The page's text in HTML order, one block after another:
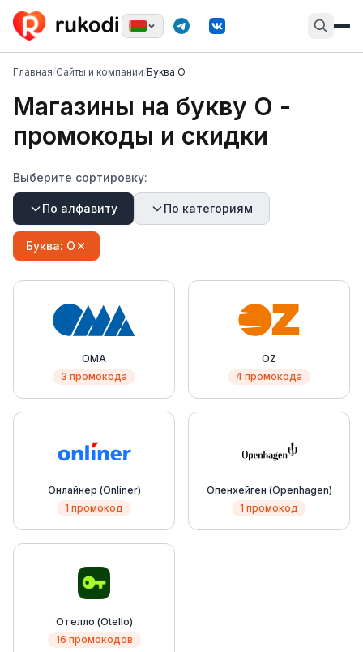
Главная/Сайты и компании/Буква О
Магазины на букву О -
промокоды и скидки
Выберите сортировку:
По алфавиту По категориям
Буква: О
OMA
3 промокода
OZ
4 промокода
Онлайнер (Onliner)
1 промокод
Опенхейген (Openhagen)
1 промокод
Отелло (Otello)
16 промокодов